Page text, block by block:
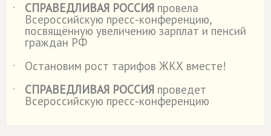
˙
СПРАВЕДЛИВАЯ РОССИЯ провела
Всероссийскую пресс-конференцию,
посвящённую увеличению зарплат и пенсий
граждан РФ
˙
Остановим рост тарифов ЖКХ вместе!
˙
СПРАВЕДЛИВАЯ РОССИЯ проведет
Всероссийскую пресс-конференцию